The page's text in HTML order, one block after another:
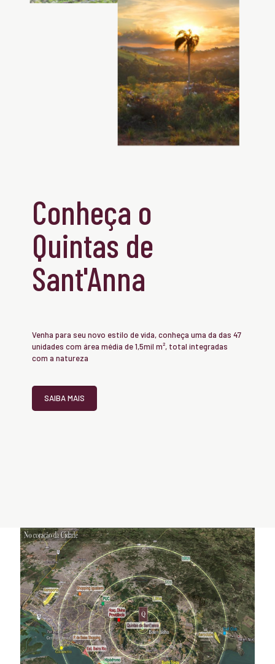
Conheça o
Quintas de
Sant'Anna
Venha para seu novo estilo de vida, conheça uma da das 47
unidades com área média de 1,5mil m², total integradas
com a natureza
SAIBA MAIS